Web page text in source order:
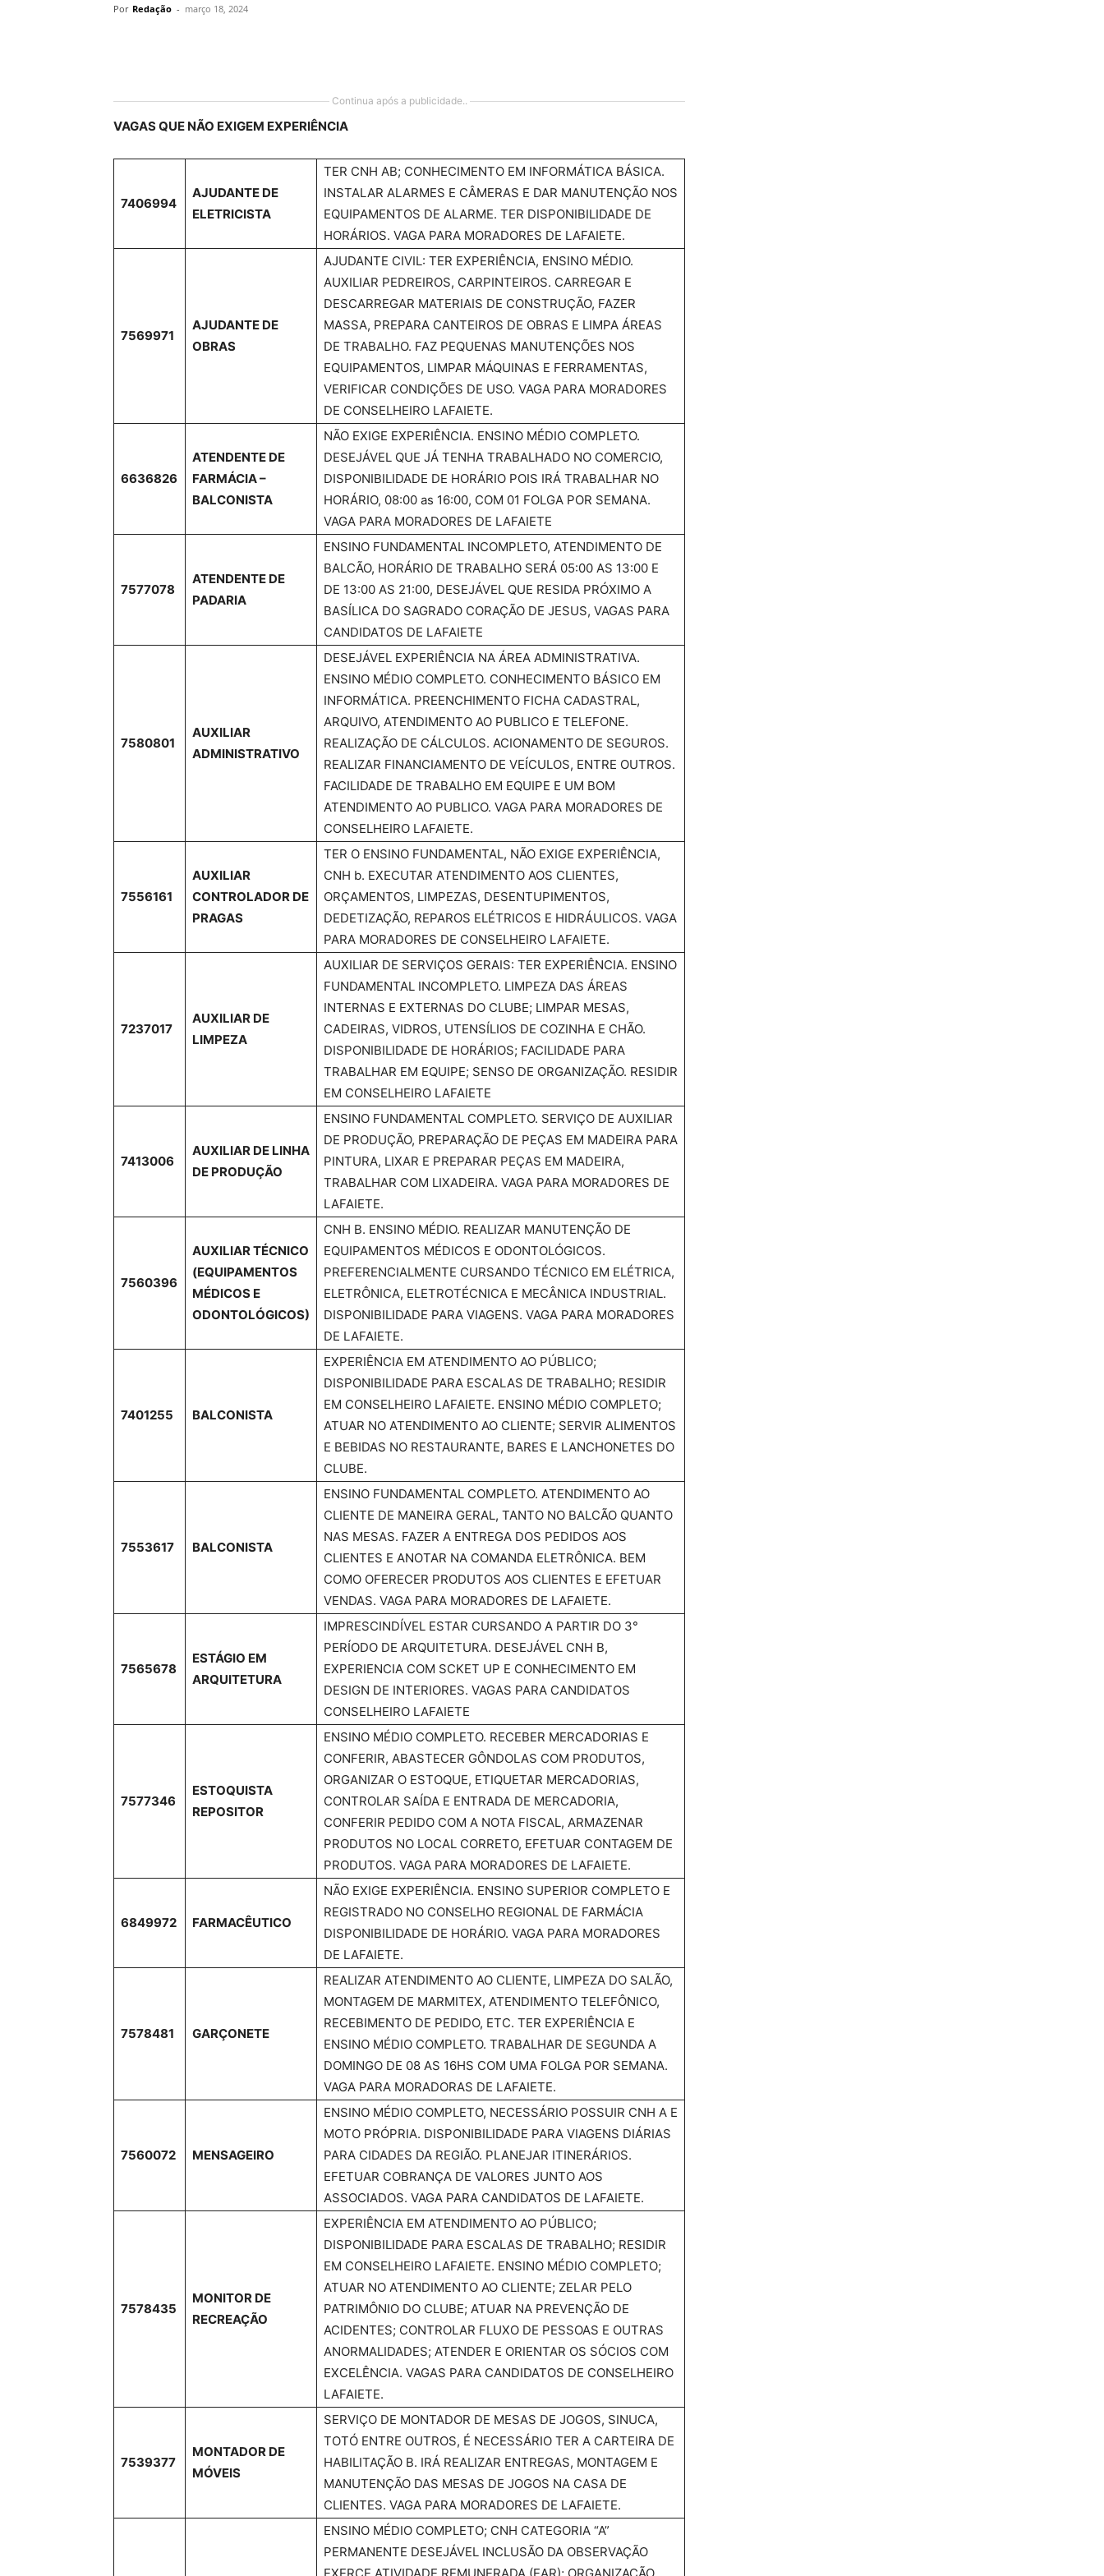
Por Redação - março 18, 2024
Continua após a publicidade..
VAGAS QUE NÃO EXIGEM EXPERIÊNCIA
7406994
AJUDANTE DE
ELETRICISTA
TER CNH AB; CONHECIMENTO EM INFORMÁTICA BÁSICA.
INSTALAR ALARMES E CÂMERAS E DAR MANUTENÇÃO NOS
EQUIPAMENTOS DE ALARME. TER DISPONIBILIDADE DE
HORÁRIOS. VAGA PARA MORADORES DE LAFAIETE.
7569971
AJUDANTE DE
OBRAS
AJUDANTE CIVIL: TER EXPERIÊNCIA, ENSINO MÉDIO.
AUXILIAR PEDREIROS, CARPINTEIROS. CARREGAR E
DESCARREGAR MATERIAIS DE CONSTRUÇÃO, FAZER
MASSA, PREPARA CANTEIROS DE OBRAS E LIMPA ÁREAS
DE TRABALHO. FAZ PEQUENAS MANUTENÇÕES NOS
EQUIPAMENTOS, LIMPAR MÁQUINAS E FERRAMENTAS,
VERIFICAR CONDIÇÕES DE USO. VAGA PARA MORADORES
DE CONSELHEIRO LAFAIETE.
6636826
ATENDENTE DE
FARMÁCIA –
BALCONISTA
NÃO EXIGE EXPERIÊNCIA. ENSINO MÉDIO COMPLETO.
DESEJÁVEL QUE JÁ TENHA TRABALHADO NO COMERCIO,
DISPONIBILIDADE DE HORÁRIO POIS IRÁ TRABALHAR NO
HORÁRIO, 08:00 as 16:00, COM 01 FOLGA POR SEMANA.
VAGA PARA MORADORES DE LAFAIETE
7577078
ATENDENTE DE
PADARIA
ENSINO FUNDAMENTAL INCOMPLETO, ATENDIMENTO DE
BALCÃO, HORÁRIO DE TRABALHO SERÁ 05:00 AS 13:00 E
DE 13:00 AS 21:00, DESEJÁVEL QUE RESIDA PRÓXIMO A
BASÍLICA DO SAGRADO CORAÇÃO DE JESUS, VAGAS PARA
CANDIDATOS DE LAFAIETE
7580801
AUXILIAR
ADMINISTRATIVO
DESEJÁVEL EXPERIÊNCIA NA ÁREA ADMINISTRATIVA.
ENSINO MÉDIO COMPLETO. CONHECIMENTO BÁSICO EM
INFORMÁTICA. PREENCHIMENTO FICHA CADASTRAL,
ARQUIVO, ATENDIMENTO AO PUBLICO E TELEFONE.
REALIZAÇÃO DE CÁLCULOS. ACIONAMENTO DE SEGUROS.
REALIZAR FINANCIAMENTO DE VEÍCULOS, ENTRE OUTROS.
FACILIDADE DE TRABALHO EM EQUIPE E UM BOM
ATENDIMENTO AO PUBLICO. VAGA PARA MORADORES DE
CONSELHEIRO LAFAIETE.
7556161
AUXILIAR
CONTROLADOR DE
PRAGAS
TER O ENSINO FUNDAMENTAL, NÃO EXIGE EXPERIÊNCIA,
CNH b. EXECUTAR ATENDIMENTO AOS CLIENTES,
ORÇAMENTOS, LIMPEZAS, DESENTUPIMENTOS,
DEDETIZAÇÃO, REPAROS ELÉTRICOS E HIDRÁULICOS. VAGA
PARA MORADORES DE CONSELHEIRO LAFAIETE.
7237017
AUXILIAR DE
LIMPEZA
AUXILIAR DE SERVIÇOS GERAIS: TER EXPERIÊNCIA. ENSINO
FUNDAMENTAL INCOMPLETO. LIMPEZA DAS ÁREAS
INTERNAS E EXTERNAS DO CLUBE; LIMPAR MESAS,
CADEIRAS, VIDROS, UTENSÍLIOS DE COZINHA E CHÃO.
DISPONIBILIDADE DE HORÁRIOS; FACILIDADE PARA
TRABALHAR EM EQUIPE; SENSO DE ORGANIZAÇÃO. RESIDIR
EM CONSELHEIRO LAFAIETE
7413006
AUXILIAR DE LINHA
DE PRODUÇÃO
ENSINO FUNDAMENTAL COMPLETO. SERVIÇO DE AUXILIAR
DE PRODUÇÃO, PREPARAÇÃO DE PEÇAS EM MADEIRA PARA
PINTURA, LIXAR E PREPARAR PEÇAS EM MADEIRA,
TRABALHAR COM LIXADEIRA. VAGA PARA MORADORES DE
LAFAIETE.
7560396
AUXILIAR TÉCNICO
(EQUIPAMENTOS
MÉDICOS E
ODONTOLÓGICOS)
CNH B. ENSINO MÉDIO. REALIZAR MANUTENÇÃO DE
EQUIPAMENTOS MÉDICOS E ODONTOLÓGICOS.
PREFERENCIALMENTE CURSANDO TÉCNICO EM ELÉTRICA,
ELETRÔNICA, ELETROTÉCNICA E MECÂNICA INDUSTRIAL.
DISPONIBILIDADE PARA VIAGENS. VAGA PARA MORADORES
DE LAFAIETE.
7401255 BALCONISTA
EXPERIÊNCIA EM ATENDIMENTO AO PÚBLICO;
DISPONIBILIDADE PARA ESCALAS DE TRABALHO; RESIDIR
EM CONSELHEIRO LAFAIETE. ENSINO MÉDIO COMPLETO;
ATUAR NO ATENDIMENTO AO CLIENTE; SERVIR ALIMENTOS
E BEBIDAS NO RESTAURANTE, BARES E LANCHONETES DO
CLUBE.
7553617 BALCONISTA
ENSINO FUNDAMENTAL COMPLETO. ATENDIMENTO AO
CLIENTE DE MANEIRA GERAL, TANTO NO BALCÃO QUANTO
NAS MESAS. FAZER A ENTREGA DOS PEDIDOS AOS
CLIENTES E ANOTAR NA COMANDA ELETRÔNICA. BEM
COMO OFERECER PRODUTOS AOS CLIENTES E EFETUAR
VENDAS. VAGA PARA MORADORES DE LAFAIETE.
7565678
ESTÁGIO EM
ARQUITETURA
IMPRESCINDÍVEL ESTAR CURSANDO A PARTIR DO 3°
PERÍODO DE ARQUITETURA. DESEJÁVEL CNH B,
EXPERIENCIA COM SCKET UP E CONHECIMENTO EM
DESIGN DE INTERIORES. VAGAS PARA CANDIDATOS
CONSELHEIRO LAFAIETE
7577346
ESTOQUISTA
REPOSITOR
ENSINO MÉDIO COMPLETO. RECEBER MERCADORIAS E
CONFERIR, ABASTECER GÔNDOLAS COM PRODUTOS,
ORGANIZAR O ESTOQUE, ETIQUETAR MERCADORIAS,
CONTROLAR SAÍDA E ENTRADA DE MERCADORIA,
CONFERIR PEDIDO COM A NOTA FISCAL, ARMAZENAR
PRODUTOS NO LOCAL CORRETO, EFETUAR CONTAGEM DE
PRODUTOS. VAGA PARA MORADORES DE LAFAIETE.
6849972 FARMACÊUTICO
NÃO EXIGE EXPERIÊNCIA. ENSINO SUPERIOR COMPLETO E
REGISTRADO NO CONSELHO REGIONAL DE FARMÁCIA
DISPONIBILIDADE DE HORÁRIO. VAGA PARA MORADORES
DE LAFAIETE.
7578481 GARÇONETE
REALIZAR ATENDIMENTO AO CLIENTE, LIMPEZA DO SALÃO,
MONTAGEM DE MARMITEX, ATENDIMENTO TELEFÔNICO,
RECEBIMENTO DE PEDIDO, ETC. TER EXPERIÊNCIA E
ENSINO MÉDIO COMPLETO. TRABALHAR DE SEGUNDA A
DOMINGO DE 08 AS 16HS COM UMA FOLGA POR SEMANA.
VAGA PARA MORADORAS DE LAFAIETE.
7560072 MENSAGEIRO
ENSINO MÉDIO COMPLETO, NECESSÁRIO POSSUIR CNH A E
MOTO PRÓPRIA. DISPONIBILIDADE PARA VIAGENS DIÁRIAS
PARA CIDADES DA REGIÃO. PLANEJAR ITINERÁRIOS.
EFETUAR COBRANÇA DE VALORES JUNTO AOS
ASSOCIADOS. VAGA PARA CANDIDATOS DE LAFAIETE.
7578435
MONITOR DE
RECREAÇÃO
EXPERIÊNCIA EM ATENDIMENTO AO PÚBLICO;
DISPONIBILIDADE PARA ESCALAS DE TRABALHO; RESIDIR
EM CONSELHEIRO LAFAIETE. ENSINO MÉDIO COMPLETO;
ATUAR NO ATENDIMENTO AO CLIENTE; ZELAR PELO
PATRIMÔNIO DO CLUBE; ATUAR NA PREVENÇÃO DE
ACIDENTES; CONTROLAR FLUXO DE PESSOAS E OUTRAS
ANORMALIDADES; ATENDER E ORIENTAR OS SÓCIOS COM
EXCELÊNCIA. VAGAS PARA CANDIDATOS DE CONSELHEIRO
LAFAIETE.
7539377
MONTADOR DE
MÓVEIS
SERVIÇO DE MONTADOR DE MESAS DE JOGOS, SINUCA,
TOTÓ ENTRE OUTROS, É NECESSÁRIO TER A CARTEIRA DE
HABILITAÇÃO B. IRÁ REALIZAR ENTREGAS, MONTAGEM E
MANUTENÇÃO DAS MESAS DE JOGOS NA CASA DE
CLIENTES. VAGA PARA MORADORES DE LAFAIETE.
ENSINO MÉDIO COMPLETO; CNH CATEGORIA “A”
PERMANENTE DESEJÁVEL INCLUSÃO DA OBSERVAÇÃO